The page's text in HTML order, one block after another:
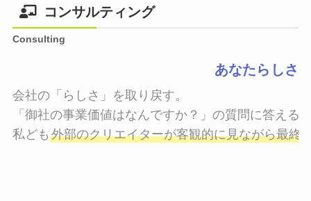
コンサルティング
Consulting
あなたらしさ
会社の「らしさ」を取り戻す。
「御社の事業価値はなんですか？」の質問に答える
私ども 外部のクリエイターが客観的に見ながら最終